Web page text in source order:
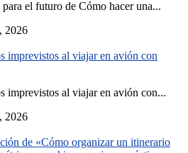
el futuro de Cómo hacer una...
2026
imprevistos al viajar en avión con
imprevistos al viajar en avión con...
2026
de «Cómo organizar un itinerario